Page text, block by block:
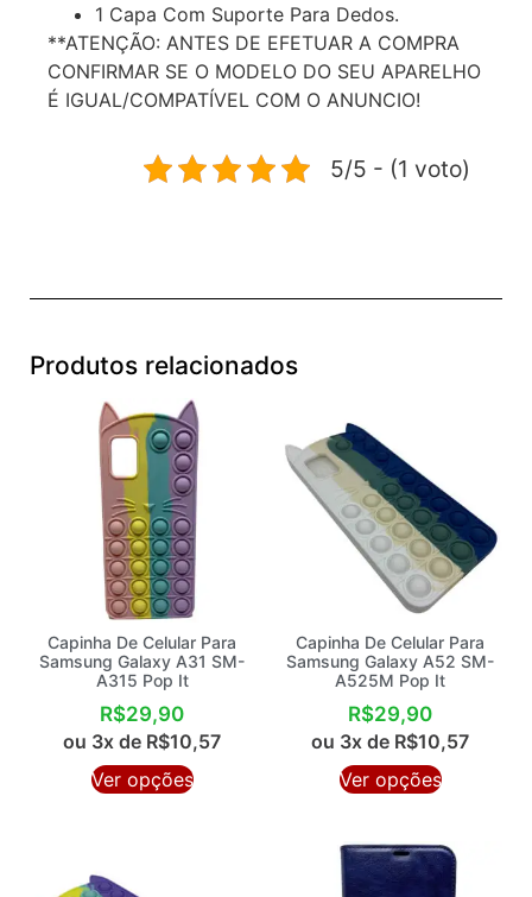
1 Capa Com Suporte Para Dedos.
**ATENÇÃO: ANTES DE EFETUAR A COMPRA
CONFIRMAR SE O MODELO DO SEU APARELHO
É IGUAL/COMPATÍVEL COM O ANUNCIO!
5/5 - (1 voto)
Produtos relacionados
Capinha De Celular Para
Samsung Galaxy A31 SM-
A315 Pop It
R$29,90
ou 3x de R$10,57
Ver opções
Capinha De Celular Para
Samsung Galaxy A52 SM-
A525M Pop It
R$29,90
ou 3x de R$10,57
Ver opções